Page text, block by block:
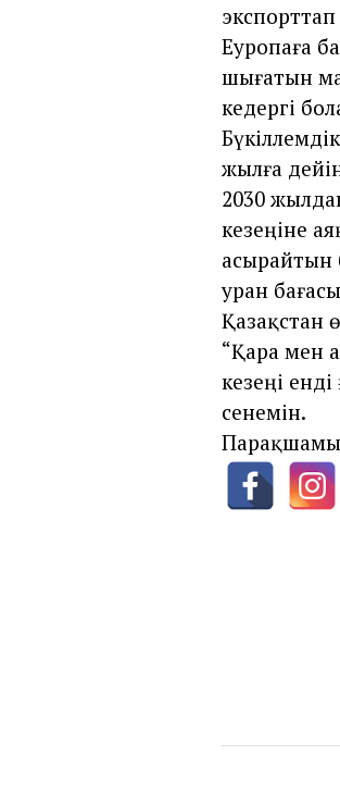
Еуропаға
шығатын
кедергі
жылға
2030
кезеңіне
асырайтын
уран
Қазақстан
“Қара мен
кезеңі
сенемін.